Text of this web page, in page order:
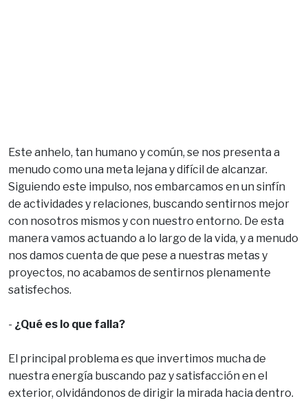
Este anhelo, tan humano y común, se nos presenta a
menudo como una meta lejana y difícil de alcanzar.
Siguiendo este impulso, nos embarcamos en un sinfín
de actividades y relaciones, buscando sentirnos mejor
con nosotros mismos y con nuestro entorno. De esta
manera vamos actuando a lo largo de la vida, y a menudo
nos damos cuenta de que pese a nuestras metas y
proyectos, no acabamos de sentirnos plenamente
satisfechos.
- ¿Qué es lo que falla?
El principal problema es que invertimos mucha de
nuestra energía buscando paz y satisfacción en el
exterior, olvidándonos de dirigir la mirada hacia dentro.